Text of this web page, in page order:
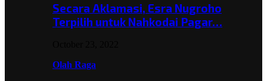
Secara Aklamasi, Esra Nugroho
Terpilih untuk Nahkodai Pagar…
Olah Raga